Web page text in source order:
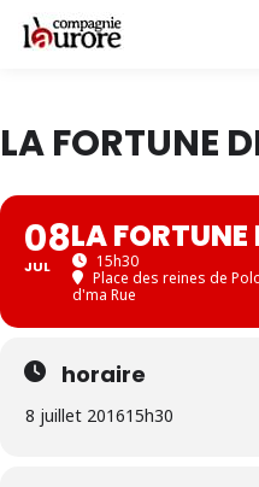
LA FORTUNE
08
JUL
LA FORTUNE
15h30
Place des reines de
d'ma Rue
horaire
8 juillet 201615h30